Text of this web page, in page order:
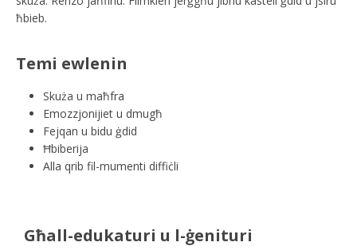
ħbieb.
Temi ewlenin
Skuża u maħfra
Emozzjonijiet u dmugħ
Fejqan u bidu ġdid
Ħbiberija
Alla qrib fil-mumenti diffiċli
Għall-edukaturi u l-ġenituri